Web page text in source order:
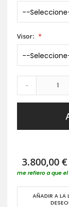
Visor:
-
3.800,00 €
me refiero a que
AÑADIR A LA